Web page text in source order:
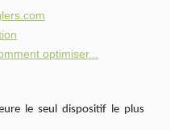
optimiser...
le seul dispositif le plus